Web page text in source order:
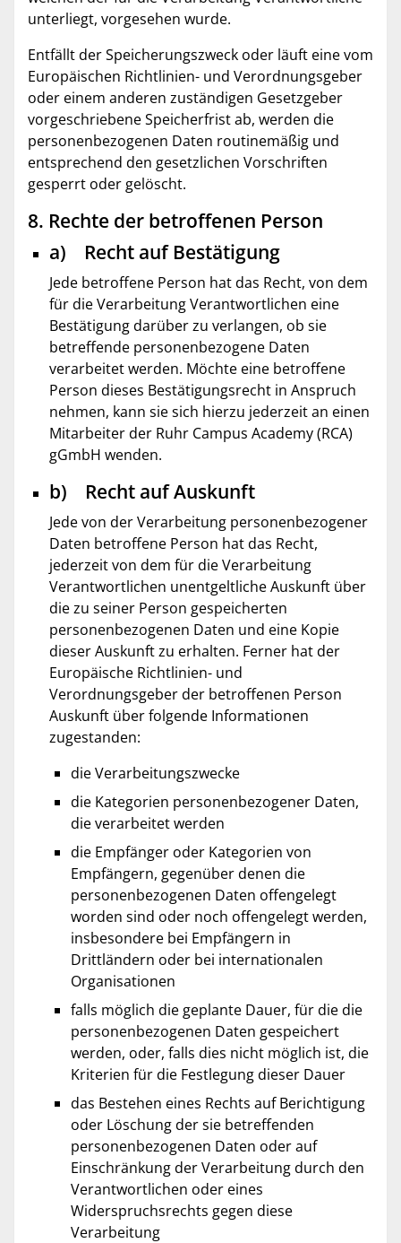
unterliegt, vorgesehen wurde.
Entfällt der Speicherungszweck oder läuft eine vom
Europäischen Richtlinien- und Verordnungsgeber
oder einem anderen zuständigen Gesetzgeber
vorgeschriebene Speicherfrist ab, werden die
personenbezogenen Daten routinemäßig und
entsprechend den gesetzlichen Vorschriften
gesperrt oder gelöscht.
8. Rechte der betroffenen Person
a) Recht auf Bestätigung
Jede betroffene Person hat das Recht, von dem
für die Verarbeitung Verantwortlichen eine
Bestätigung darüber zu verlangen, ob sie
betreffende personenbezogene Daten
verarbeitet werden. Möchte eine betroffene
Person dieses Bestätigungsrecht in Anspruch
nehmen, kann sie sich hierzu jederzeit an einen
Mitarbeiter der Ruhr Campus Academy (RCA)
gGmbH wenden.
b) Recht auf Auskunft
Jede von der Verarbeitung personenbezogener
Daten betroffene Person hat das Recht,
jederzeit von dem für die Verarbeitung
Verantwortlichen unentgeltliche Auskunft über
die zu seiner Person gespeicherten
personenbezogenen Daten und eine Kopie
dieser Auskunft zu erhalten. Ferner hat der
Europäische Richtlinien- und
Verordnungsgeber der betroffenen Person
Auskunft über folgende Informationen
zugestanden:
die Verarbeitungszwecke
die Kategorien personenbezogener Daten,
die verarbeitet werden
die Empfänger oder Kategorien von
Empfängern, gegenüber denen die
personenbezogenen Daten offengelegt
worden sind oder noch offengelegt werden,
insbesondere bei Empfängern in
Drittländern oder bei internationalen
Organisationen
falls möglich die geplante Dauer, für die die
personenbezogenen Daten gespeichert
werden, oder, falls dies nicht möglich ist, die
Kriterien für die Festlegung dieser Dauer
das Bestehen eines Rechts auf Berichtigung
oder Löschung der sie betreffenden
personenbezogenen Daten oder auf
Einschränkung der Verarbeitung durch den
Verantwortlichen oder eines
Widerspruchsrechts gegen diese
Verarbeitung